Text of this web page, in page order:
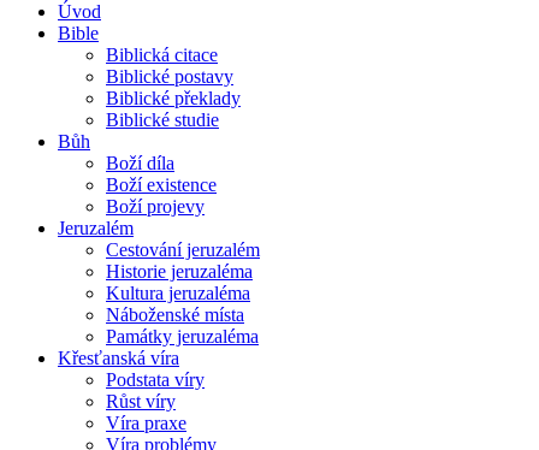
Úvod
Bible
Biblická citace
Biblické postavy
Biblické překlady
Biblické studie
Bůh
Boží díla
Boží existence
Boží projevy
Jeruzalém
Cestování jeruzalém
Historie jeruzaléma
Kultura jeruzaléma
Náboženské místa
Památky jeruzaléma
Křesťanská víra
Podstata víry
Růst víry
Víra praxe
Víra problémy